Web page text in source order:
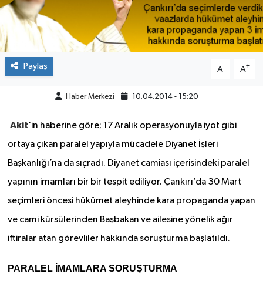
Paylaş A- A+
Haber Merkezi 10.04.2014 - 15:20
Akit'in haberine göre; 17 Aralık operasyonuyla iyot gibi
ortaya çıkan paralel yapıyla mücadele Diyanet İşleri
Başkanlığı’na da sıçradı. Diyanet camiası içerisindeki paralel
yapının imamları bir bir tespit ediliyor. Çankırı’da 30 Mart
seçimleri öncesi hükümet aleyhinde kara propaganda yapan
ve cami kürsülerinden Başbakan ve ailesine yönelik ağır
iftiralar atan görevliler hakkında soruşturma başlatıldı.
PARALEL İMAMLARA SORUŞTURMA
RESMİ İLANLAR
KÜLTÜR
VEFAT
BÖLGE
TÜRKİYE
DÜNYA